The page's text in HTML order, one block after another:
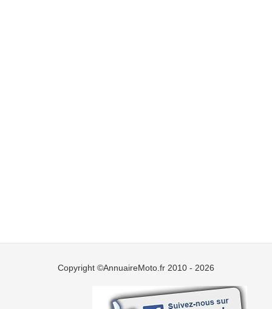
Copyright ©AnnuaireMoto.fr 2010 - 2026